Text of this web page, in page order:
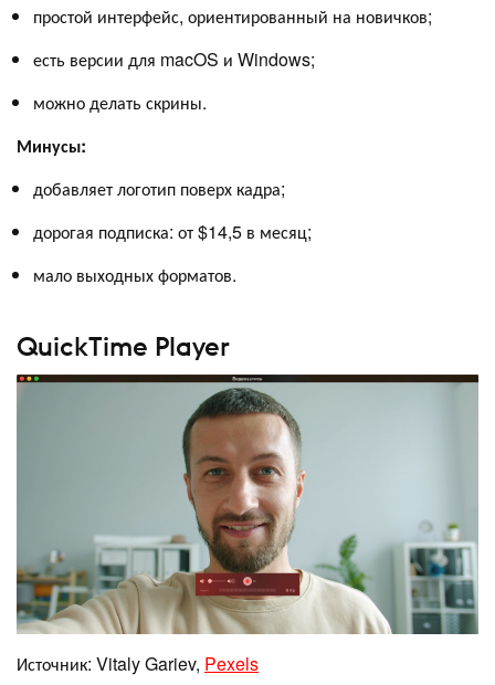
простой интерфейс, ориентированный на новичков;
есть версии для macOS и Windows;
можно делать скрины.
Минусы:
добавляет логотип поверх кадра;
дорогая подписка: от $14,5 в месяц;
мало выходных форматов.
QuickTime Player
Источник: Vitaly Gariev, Pexels